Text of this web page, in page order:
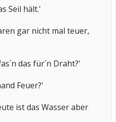
Seil hält.'
gar nicht mal teuer,
das für´n Draht?'
Feuer?'
ist das Wasser aber